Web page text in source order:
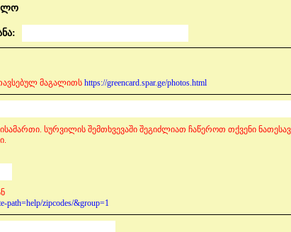
მაგალითს https://greencard.spar.ge/photos.html
სურვილის შემთხვევაში შეგიძლიათ ჩაწეროთ თქვენი
path=help/zipcodes/&group=1